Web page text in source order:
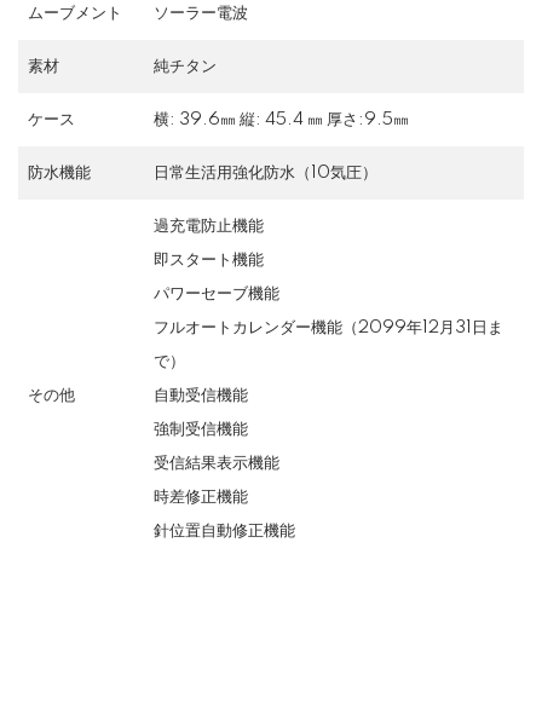
ムーブメント ソーラー電波
素材 純チタン
ケース 横: 39.6㎜ 縦: 45.4 ㎜ 厚さ:9.5㎜
防水機能 日常生活用強化防水（10気圧）
その他
過充電防止機能
即スタート機能
パワーセーブ機能
フルオートカレンダー機能（2099年12月31日ま
で）
自動受信機能
強制受信機能
受信結果表示機能
時差修正機能
針位置自動修正機能